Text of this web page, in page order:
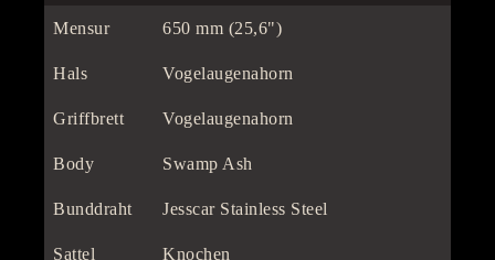
Mensur 650 mm (25,6")
Hals Vogelaugenahorn
Griffbrett Vogelaugenahorn
Body Swamp Ash
Bunddraht Jesscar Stainless Steel
Sattel Knochen